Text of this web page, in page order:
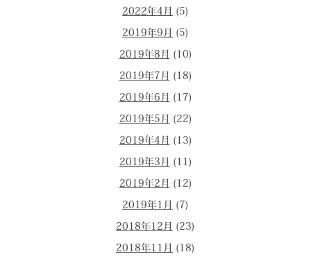
2022年4月 (5)
2019年9月 (5)
2019年8月 (10)
2019年7月 (18)
2019年6月 (17)
2019年5月 (22)
2019年4月 (13)
2019年3月 (11)
2019年2月 (12)
2019年1月 (7)
2018年12月 (23)
2018年11月 (18)